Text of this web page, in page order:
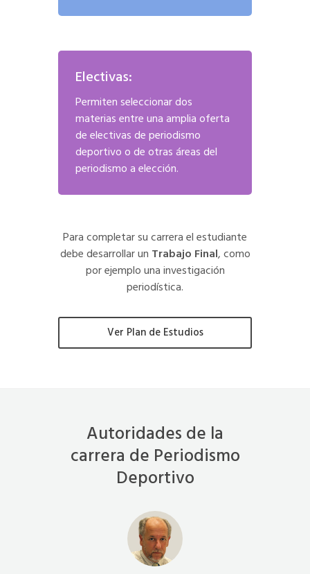
Electivas:
Permiten seleccionar dos
materias entre una amplia oferta
de electivas de periodismo
deportivo o de otras áreas del
periodismo a elección.
Para completar su carrera el estudiante
debe desarrollar un Trabajo Final, como
por ejemplo una investigación
periodística.
Ver Plan de Estudios
Autoridades de la
carrera de Periodismo
Deportivo